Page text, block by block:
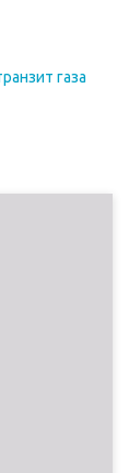
газа